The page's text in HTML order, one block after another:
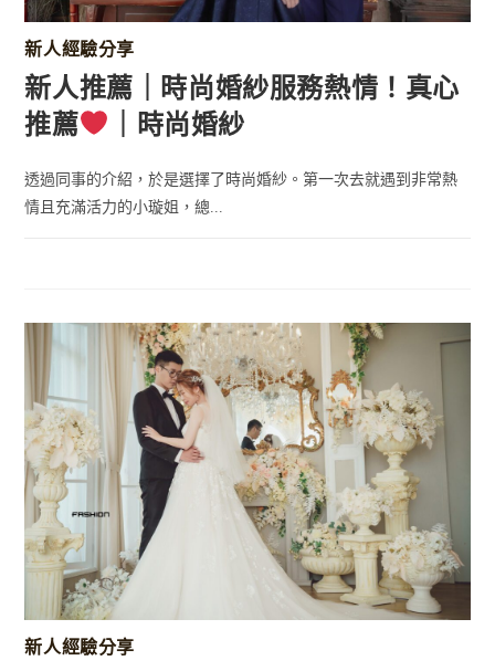
新人經驗分享
新人推薦｜時尚婚紗服務熱情！真心
推薦
｜時尚婚紗
透過同事的介紹，於是選擇了時尚婚紗。第一次去就遇到非常熱
情且充滿活力的小璇姐，總...
新人經驗分享